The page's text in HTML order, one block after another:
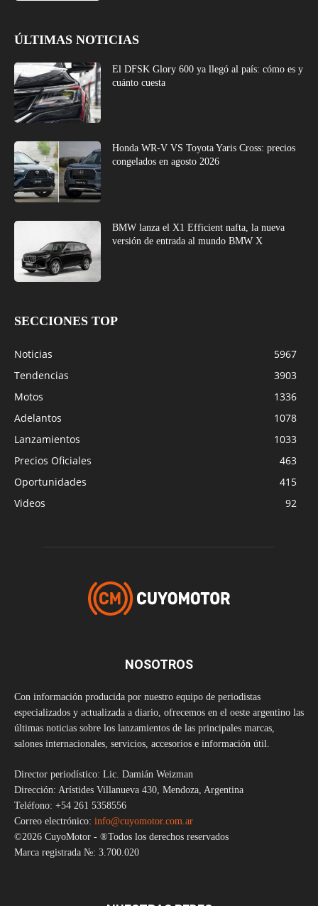
ÚLTIMAS NOTICIAS
El DFSK Glory 600 ya llegó al país: cómo es y
cuánto cuesta
Honda WR-V VS Toyota Yaris Cross: precios
congelados en agosto 2026
BMW lanza el X1 Efficient nafta, la nueva
versión de entrada al mundo BMW X
SECCIONES TOP
Noticias
5967
Tendencias
3903
Motos
1336
Adelantos
1078
Lanzamientos
1033
Precios Oficiales
463
Oportunidades
415
Videos
92
NOSOTROS
Con información producida por nuestro equipo de periodistas
especializados y actualizada a diario, ofrecemos en el oeste argentino las
últimas noticias sobre los lanzamientos de las principales marcas,
salones internacionales, servicios, accesorios e información útil.
Director periodístico: Lic. Damián Weizman
Dirección: Arístides Villanueva 430, Mendoza, Argentina
Teléfono: +54 261 5358556
Correo electrónico: info@cuyomotor.com.ar
©2026 CuyoMotor - ®Todos los derechos reservados
Marca registrada №: 3.700.020